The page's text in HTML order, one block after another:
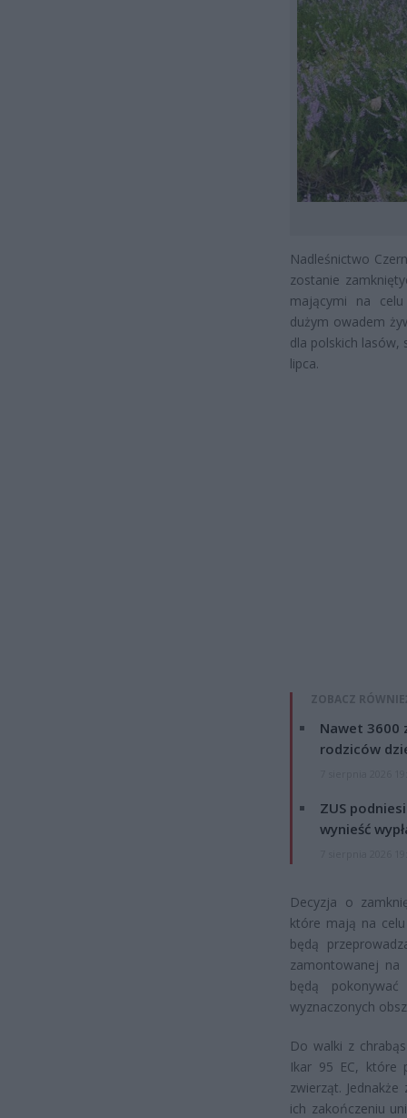
Nadleśnictwo
zostanie
mającymi na celu
dużym owadem
dla polskich lasów,
lipca.
ZOBACZ
Nawet 3600
rodziców
ZUS
wynieść
Decyzja o
które mają na
będą
zamontowanej na
będą
wyznaczonych
Do walki z
Ikar 95 EC, które
zwierząt.
ich zakończeniu